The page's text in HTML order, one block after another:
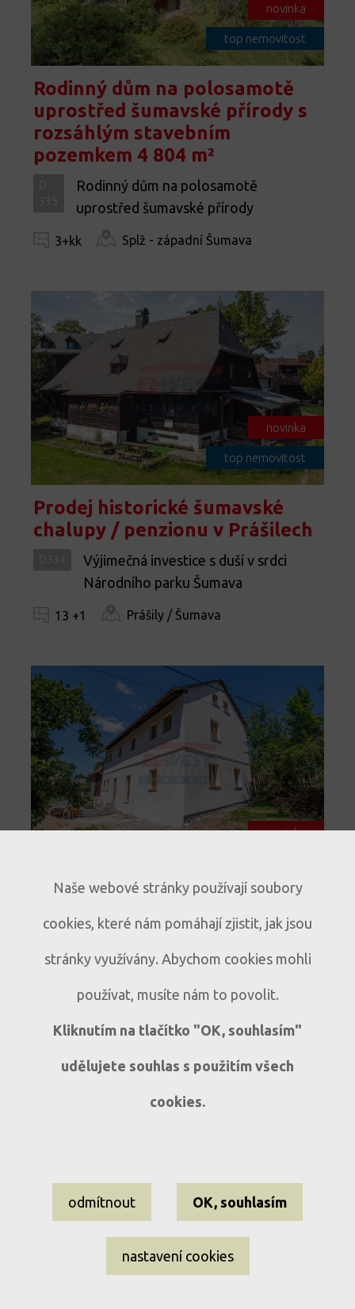
novinka
top nemovitost
Rodinný dům na polosamotě
uprostřed šumavské přírody s
rozsáhlým stavebním
pozemkem 4 804 m²
Rodinný dům na polosamotě
uprostřed šumavské přírody
3+kk Splž - západní Šumava
novinka
top nemovitost
Prodej historické šumavské
chalupy / penzionu v Prášilech
Výjimečná investice s duší v srdci
Národního parku Šumava
13 +1 Prášily / Šumava
novinka
Prodej historického rodinného
Kolince
D333
Historický dům s atmosférou v obci
Nastavení cookies
Informace o souborech cookies
Naše webové stránky používají soubory
cookies, které nám pomáhají zjistit, jak jsou
stránky využívány. Abychom cookies mohli
používat, musíte nám to povolit.
Kliknutím na tlačítko "OK, souhlasím"
udělujete souhlas s použitím všech
cookies.
odmítnout OK, souhlasím
nastavení cookies